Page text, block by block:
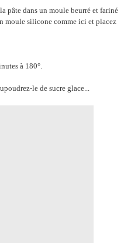
pâte dans un moule beurré et fariné
moule silicone comme ici et placez
à 180°.
le de sucre glace...